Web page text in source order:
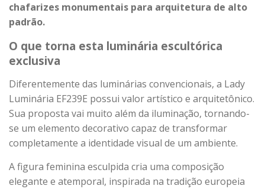
chafarizes monumentais para arquitetura de alto
padrão.
O que torna esta luminária escultórica
exclusiva
Diferentemente das luminárias convencionais, a Lady
Luminária EF239E possui valor artístico e arquitetônico.
Sua proposta vai muito além da iluminação, tornando-
se um elemento decorativo capaz de transformar
completamente a identidade visual de um ambiente.
A figura feminina esculpida cria uma composição
elegante e atemporal, inspirada na tradição europeia